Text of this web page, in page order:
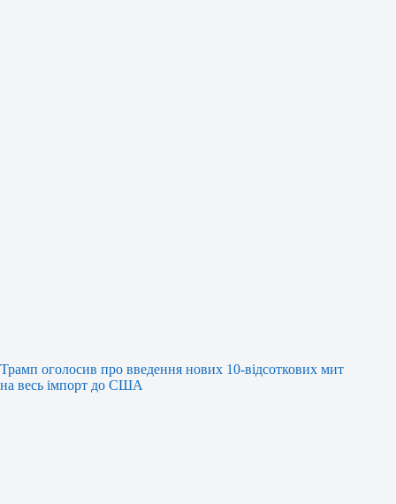
Трамп оголосив про введення нових 10-відсоткових мит
на весь імпорт до США